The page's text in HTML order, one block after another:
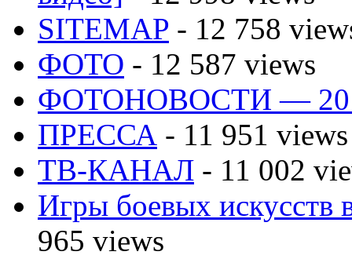
SITEMAP - 12 758
ФОТО - 12 587 views
ФОТОНОВОСТИ —
ПРЕССА - 11 951 views
ТВ-КАНАЛ - 11 002
Игры боевых искусств
965 views